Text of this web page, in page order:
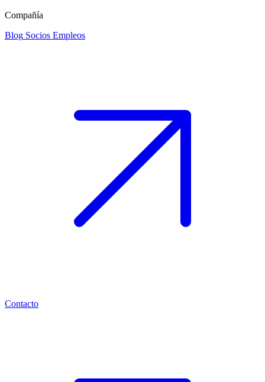
Compañía
Blog Socios Empleos
Contacto